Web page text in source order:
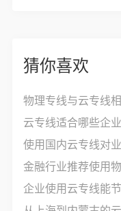
猜你喜欢
物理专线与云专线
云专线适合哪些企业
使用国内云专线对
金融行业推荐使用
企业使用云专线能